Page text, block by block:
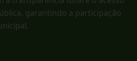
garantindo a participação